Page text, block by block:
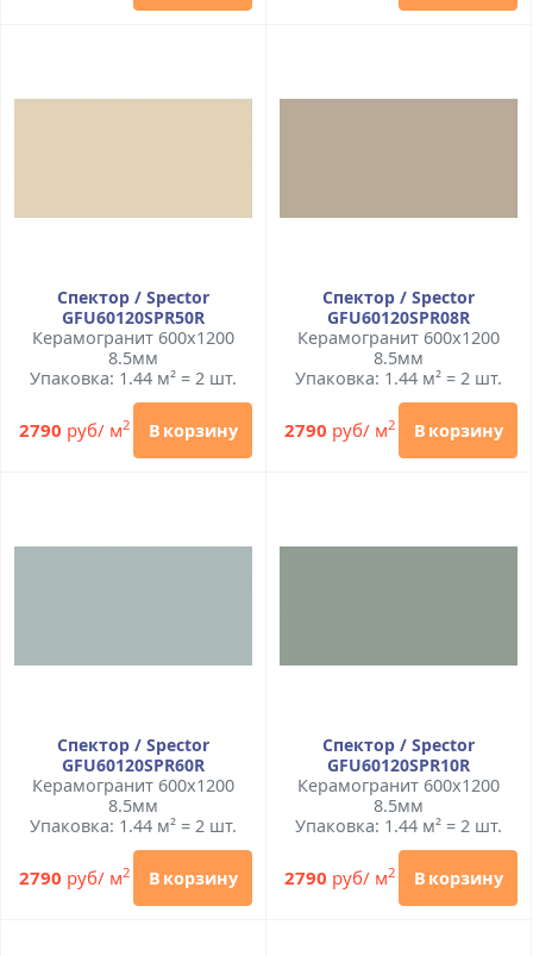
Спектор / Spector
GFU60120SPR50R
Керамогранит 600x1200
8.5мм
Упаковка: 1.44 м² = 2 шт.
2790 руб/ м2 В корзину
Спектор / Spector
GFU60120SPR08R
Керамогранит 600x1200
8.5мм
Упаковка: 1.44 м² = 2 шт.
2790 руб/ м2 В корзину
Спектор / Spector
GFU60120SPR60R
Керамогранит 600x1200
8.5мм
Упаковка: 1.44 м² = 2 шт.
2790 руб/ м2 В корзину
Спектор / Spector
GFU60120SPR10R
Керамогранит 600x1200
8.5мм
Упаковка: 1.44 м² = 2 шт.
2790 руб/ м2 В корзину